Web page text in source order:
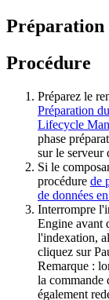
Préparation
Procédure
Préparez le
Préparation
Lifecycle
phase
sur le serveur
Si le
procédure de
de données
Interrompre
Engine avant
l'indexation,
cliquez sur
Remarque :
la
également